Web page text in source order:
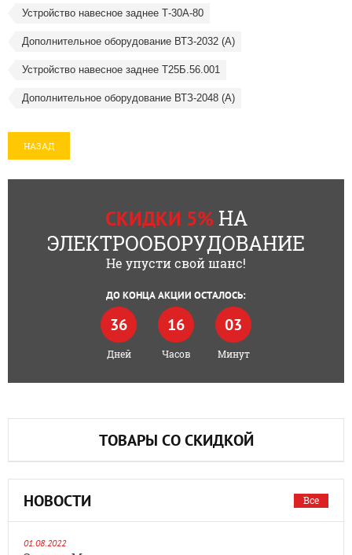
Устройство навесное заднее Т-30А-80
Дополнительное оборудование ВТЗ-2032 (А)
Устройство навесное заднее Т25Б.56.001
Дополнительное оборудование ВТЗ-2048 (А)
НАЗАД
СКИДКИ 5%НА
ЭЛЕКТРООБОРУДОВАНИЕ
Не упусти свой шанс!
ДО КОНЦА АКЦИИ ОСТАЛОСЬ:
36
Дней
16
Часов
03
Минут
ТОВАРЫ СО СКИДКОЙ
НОВОСТИ Все
01.08.2022